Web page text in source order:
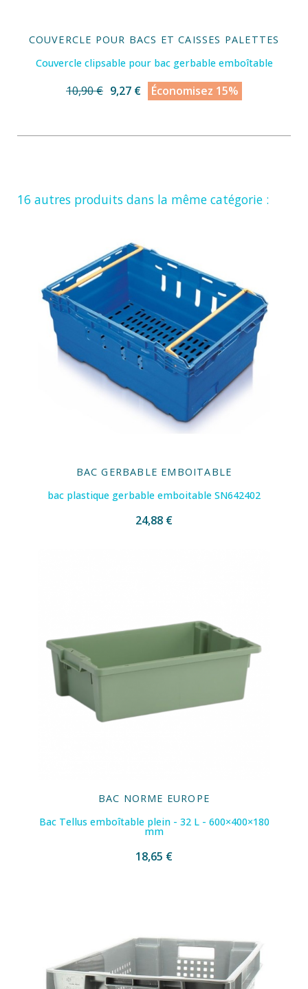
COUVERCLE POUR BACS ET CAISSES PALETTES
Couvercle clipsable pour bac gerbable emboîtable
10,90 € 9,27 € Économisez 15%
16 autres produits dans la même catégorie :
BAC GERBABLE EMBOITABLE
bac plastique gerbable emboitable SN642402
24,88 €
BAC NORME EUROPE
Bac Tellus emboîtable plein - 32 L - 600×400×180
mm
18,65 €